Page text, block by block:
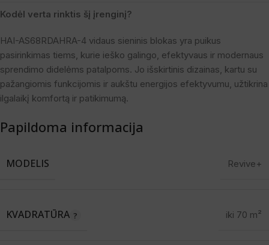
Kodėl verta rinktis šį įrenginį?
HAI-AS68RDAHRA-4 vidaus sieninis blokas yra puikus
pasirinkimas tiems, kurie ieško galingo, efektyvaus ir modernaus
sprendimo didelėms patalpoms. Jo išskirtinis dizainas, kartu su
pažangiomis funkcijomis ir aukštu energijos efektyvumu, užtikrina
ilgalaikį komfortą ir patikimumą.
Papildoma informacija
MODELIS Revive+
KVADRATŪRA iki 70 m²